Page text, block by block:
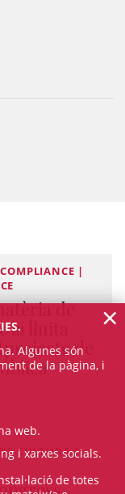
|
de
lluita
de
CULTURA /
Algunes són
de la pàgina, i
web.
i xarxes socials.
de totes
×